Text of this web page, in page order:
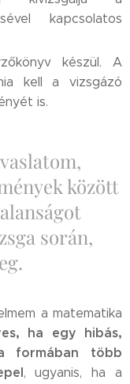
kapcsolatos
készül. A
kell a vizsgázó
is.
között
során,
a matematika
ha egy hibás,
formában több
, ugyanis, ha a